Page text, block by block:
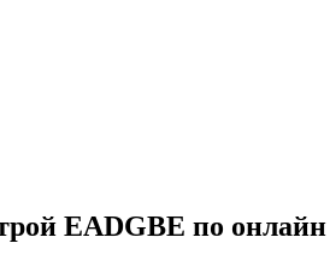
EADGBE по